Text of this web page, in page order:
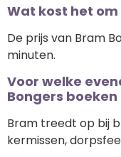
Wat kost het
De prijs van Bram
minuten.
Voor welke
Bongers boeken
Bram treedt op bij
kermissen,